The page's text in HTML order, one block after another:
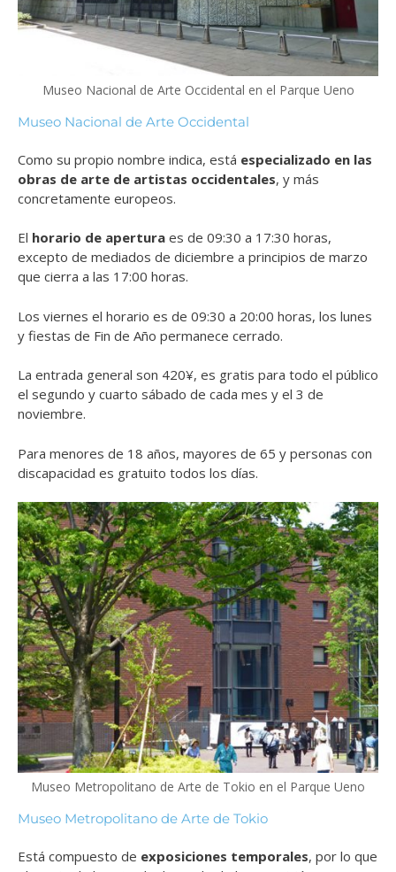
Museo Nacional de Arte Occidental en el Parque Ueno
Museo Nacional de Arte Occidental
Como su propio nombre indica, está especializado en las
obras de arte de artistas occidentales, y más
concretamente europeos.
El horario de apertura es de 09:30 a 17:30 horas,
excepto de mediados de diciembre a principios de marzo
que cierra a las 17:00 horas.
Los viernes el horario es de 09:30 a 20:00 horas, los lunes
y fiestas de Fin de Año permanece cerrado.
La entrada general son 420¥, es gratis para todo el público
el segundo y cuarto sábado de cada mes y el 3 de
noviembre.
Para menores de 18 años, mayores de 65 y personas con
discapacidad es gratuito todos los días.
Museo Metropolitano de Arte de Tokio en el Parque Ueno
Museo Metropolitano de Arte de Tokio
Está compuesto de exposiciones temporales, por lo que